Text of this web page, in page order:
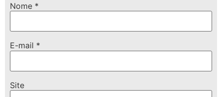
Nome *
E-mail *
Site